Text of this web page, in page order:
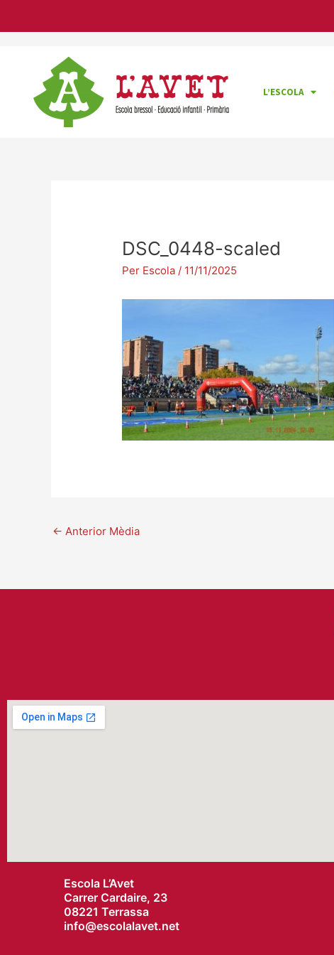
L’ESCOLA
DSC_0448-scaled
Per Escola / 11/11/2025
← Anterior Mèdia
Escola L’Avet
Carrer Cardaire, 23
08221 Terrassa
info@escolalavet.net